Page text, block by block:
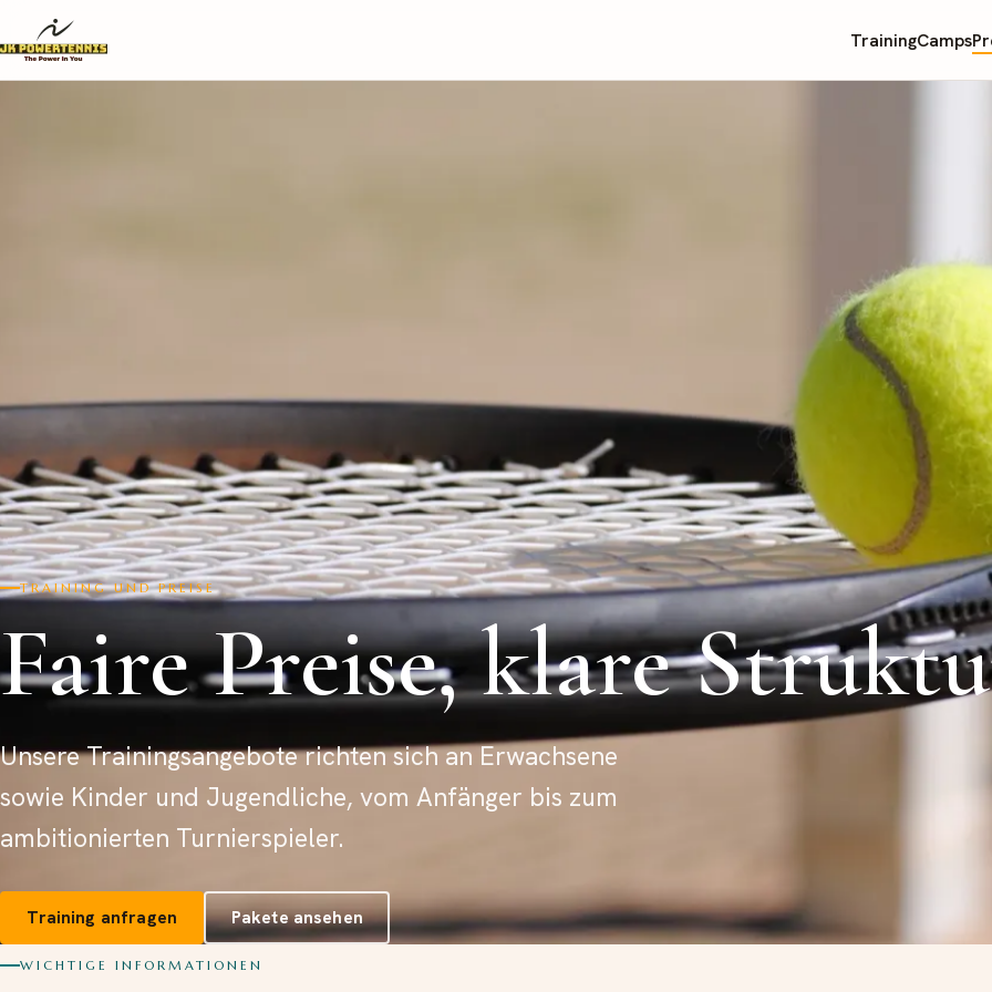
TrainingCamps
TRAINING UND PREISE
Faire Preise, klare
Unsere Trainingsangebote richten sich an Erwachsene
sowie Kinder und Jugendliche, vom Anfänger bis zum
ambitionierten Turnierspieler.
Training anfragen Pakete ansehen
WICHTIGE INFORMATIONEN